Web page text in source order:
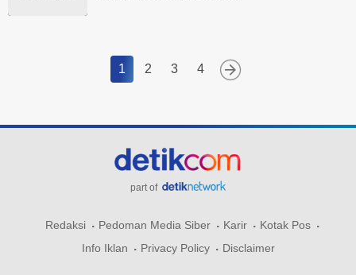
1 2 3 4
part of
Redaksi Pedoman Media Siber Karir
Kotak Pos
Info Iklan
Privacy Policy Disclaimer